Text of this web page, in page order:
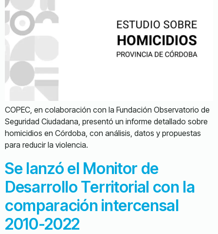
COPEC, en colaboración con la Fundación Observatorio de
Seguridad Ciudadana, presentó un informe detallado sobre
homicidios en Córdoba, con análisis, datos y propuestas
para reducir la violencia.
Se lanzó el Monitor de
Desarrollo Territorial con la
comparación intercensal
2010-2022